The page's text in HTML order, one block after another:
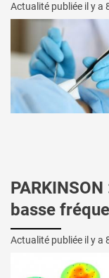
Actualité publiée il y a
basse
Actualité publiée il y a